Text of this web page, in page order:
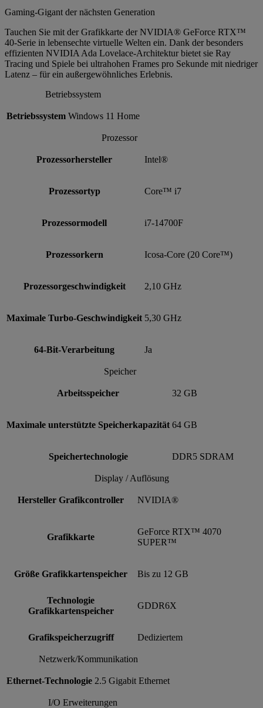
Gaming-Gigant der nächsten Generation
Tauchen Sie mit der Grafikkarte der NVIDIA® GeForce RTX™
40-Serie in lebensechte virtuelle Welten ein. Dank der besonders
effizienten NVIDIA Ada Lovelace-Architektur bietet sie Ray
Tracing und Spiele bei ultrahohen Frames pro Sekunde mit niedriger
Latenz – für ein außergewöhnliches Erlebnis.
Betriebssystem
Betriebssystem Windows 11 Home
Prozessor
Prozessorhersteller Intel®
Prozessortyp Core™ i7
Prozessormodell i7-14700F
Prozessorkern Icosa-Core (20 Core™)
Prozessorgeschwindigkeit 2,10 GHz
Maximale Turbo-Geschwindigkeit 5,30 GHz
64-Bit-Verarbeitung Ja
Speicher
Arbeitsspeicher 32 GB
Maximale unterstützte Speicherkapazität 64 GB
Speichertechnologie DDR5 SDRAM
Display / Auflösung
Hersteller Grafikcontroller NVIDIA®
Grafikkarte
GeForce RTX™ 4070
SUPER™
Größe Grafikkartenspeicher Bis zu 12 GB
Technologie
Grafikkartenspeicher
GDDR6X
Grafikspeicherzugriff Dediziertem
Netzwerk/Kommunikation
Ethernet-Technologie 2.5 Gigabit Ethernet
I/O Erweiterungen